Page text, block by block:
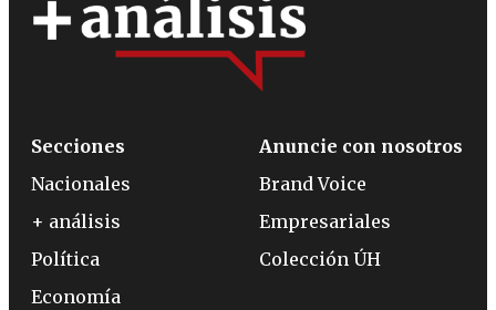
Secciones
Nacionales
+ análisis
Política
Economía
Anuncie con nosotros
Brand Voice
Empresariales
Colección ÚH